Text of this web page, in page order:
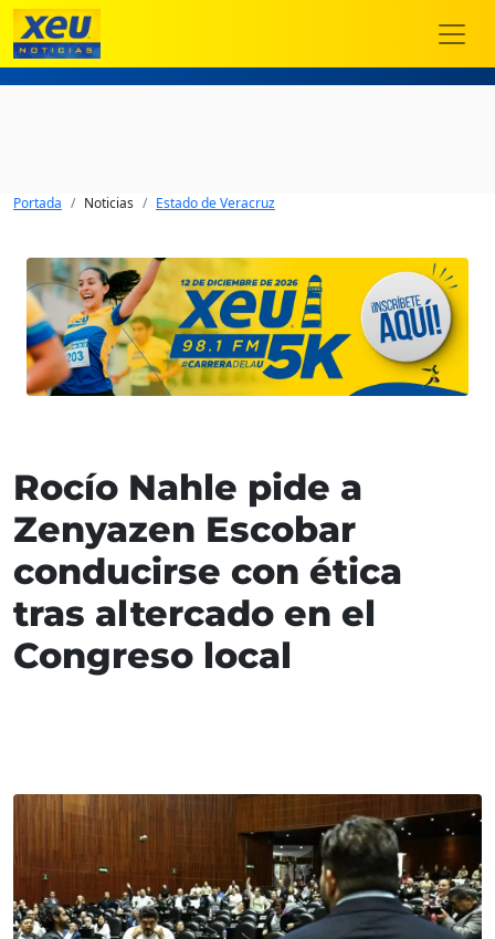
Portada Noticias Estado de Veracruz
Rocío Nahle pide a
Zenyazen Escobar
conducirse con ética
tras altercado en el
Congreso local